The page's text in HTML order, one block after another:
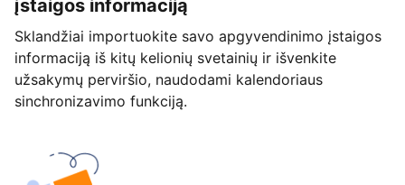
įstaigos informaciją
Sklandžiai importuokite savo apgyvendinimo įstaigos
informaciją iš kitų kelionių svetainių ir išvenkite
užsakymų perviršio, naudodami kalendoriaus
sinchronizavimo funkciją.